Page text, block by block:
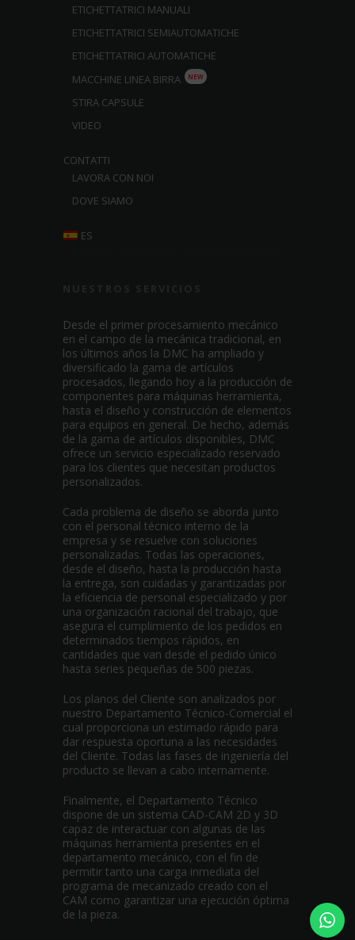
ETICHETTATRICI MANUALI
ETICHETTATRICI SEMIAUTOMATICHE
ETICHETTATRICI AUTOMATICHE
MACCHINE LINEA BIRRA
NEW
STIRA CAPSULE
VIDEO
CONTATTI
LAVORA CON NOI
DOVE SIAMO
ES
Desde el primer procesamiento mecánico
en el campo de la mecánica tradicional, en
los últimos años la DMC ha ampliado y
diversificado la gama de artículos
procesados, llegando hoy a la producción de
componentes para máquinas herramienta,
hasta el diseño y construcción de elementos
para equipos en general. De hecho, además
de la gama de artículos disponibles, DMC
ofrece un servicio especializado reservado
para los clientes que necesitan productos
personalizados.
Cada problema de diseño se aborda junto
con el personal técnico interno de la
empresa y se resuelve con soluciones
personalizadas. Todas las operaciones,
desde el diseño, hasta la producción hasta
la entrega, son cuidadas y garantizadas por
la eficiencia de personal especializado y por
una organización racional del trabajo, que
asegura el cumplimiento de los pedidos en
determinados tiempos rápidos, en
cantidades que van desde el pedido único
hasta series pequeñas de 500 piezas.
Los planos del Cliente son analizados por
nuestro Departamento Técnico-Comercial el
cual proporciona un estimado rápido para
dar respuesta oportuna a las necesidades
del Cliente. Todas las fases de ingeniería del
producto se llevan a cabo internamente.
Finalmente, el Departamento Técnico
dispone de un sistema CAD-CAM 2D y 3D
capaz de interactuar con algunas de las
máquinas herramienta presentes en el
departamento mecánico, con el fin de
permitir tanto una carga inmediata del
programa de mecanizado creado con el
CAM como garantizar una ejecución óptima
de la pieza.